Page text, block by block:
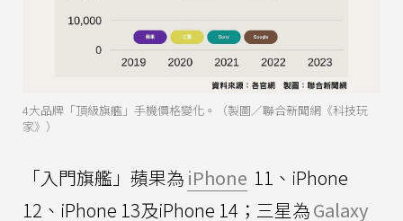
4大品牌「頂級旗艦」手機價格變化。（製圖／聯合新聞網《科技玩
家》）
「入門旗艦」蘋果為 iPhone 11、iPhone
12、iPhone 13及iPhone 14；三星為Galaxy